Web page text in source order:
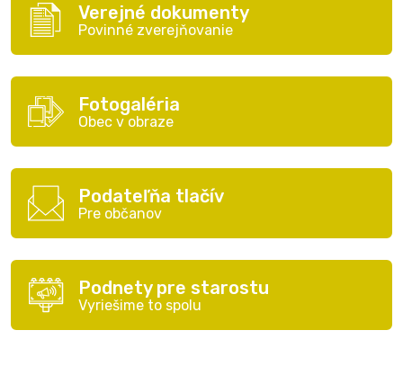
Verejné dokumenty
Povinné zverejňovanie
Fotogaléria
Obec v obraze
Podateľňa tlačív
Pre občanov
Podnety pre starostu
Vyriešime to spolu